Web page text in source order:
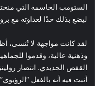
الستومب الحاسمة التي
ليضع بذلك حدًا لعداوته مع
لقد كانت مواجهة لا تُنسى،
وذهنية عالية، وقدموا
القفص الحديدي. انتصار
أثبت فيه أنه بالفعل